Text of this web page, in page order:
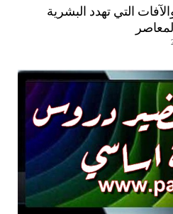
التي تهدد البشرية